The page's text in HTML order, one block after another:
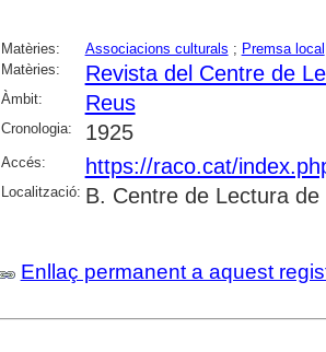
Matèries: Associacions culturals ; Premsa local
Matèries:
Revista del Centre de
Àmbit: Reus
Cronologia: 1925
Accés: https://raco.cat/
Localització: B. Centre de Lectura de
Enllaç permanent a aquest